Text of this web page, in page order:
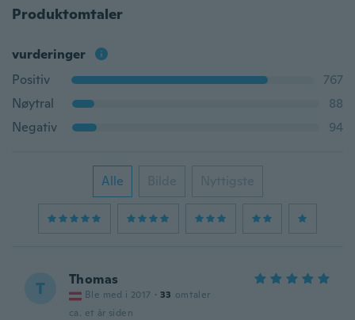
Produktomtaler
vurderinger
Positiv
767
Nøytral
88
Negativ
94
Alle Bilde Nyttigste
T Thomas
Ble med i 2017 · 33 omtaler
ca. et år siden